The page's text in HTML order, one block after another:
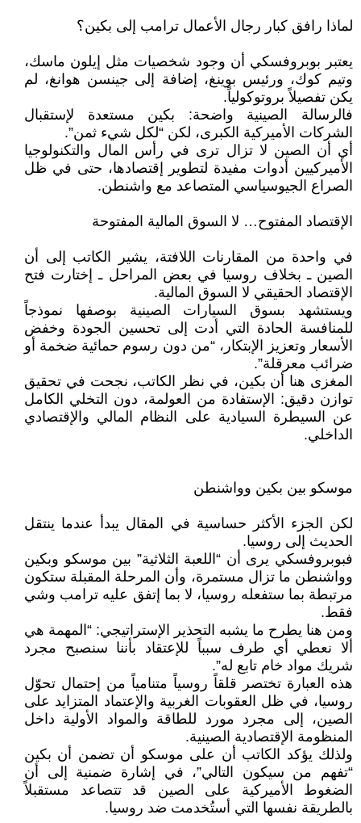
لماذا رافق كبار رجال الأعمال ترامب إلى بكين؟
يعتبر بوبروفسكي أن وجود شخصيات مثل إيلون ماسك،
وتيم كوك، ورئيس بوينغ، إضافة إلى جينسن هوانغ، لم
يكن تفصيلاً بروتوكولياً.
فالرسالة الصينية واضحة: بكين مستعدة لإستقبال
الشركات الأميركية الكبرى، لكن “لكل شيء ثمن”.
أي أن الصين لا تزال ترى في رأس المال والتكنولوجيا
الأميركيين أدوات مفيدة لتطوير إقتصادها، حتى في ظل
الصراع الجيوسياسي المتصاعد مع واشنطن.
الإقتصاد المفتوح… لا السوق المالية المفتوحة
في واحدة من المقارنات اللافتة، يشير الكاتب إلى أن
الصين ـ بخلاف روسيا في بعض المراحل ـ إختارت فتح
الإقتصاد الحقيقي لا السوق المالية.
ويستشهد بسوق السيارات الصينية بوصفها نموذجاً
للمنافسة الحادة التي أدت إلى تحسين الجودة وخفض
الأسعار وتعزيز الإبتكار، “من دون رسوم حمائية ضخمة أو
ضرائب معرقلة”.
المغزى هنا أن بكين، في نظر الكاتب، نجحت في تحقيق
توازن دقيق: الإستفادة من العولمة، دون التخلي الكامل
عن السيطرة السيادية على النظام المالي والإقتصادي
الداخلي.
موسكو بين بكين وواشنطن
لكن الجزء الأكثر حساسية في المقال يبدأ عندما ينتقل
الحديث إلى روسيا.
فبوبروفسكي يرى أن “اللعبة الثلاثية” بين موسكو وبكين
وواشنطن ما تزال مستمرة، وأن المرحلة المقبلة ستكون
مرتبطة بما ستفعله روسيا، لا بما إتفق عليه ترامب وشي
فقط.
ومن هنا يطرح ما يشبه التحذير الإستراتيجي: “المهمة هي
ألا نعطي أي طرف سبباً للإعتقاد بأننا سنصبح مجرد
شريك مواد خام تابع له”.
هذه العبارة تختصر قلقاً روسياً متنامياً من إحتمال تحوّل
روسيا، في ظل العقوبات الغربية والإعتماد المتزايد على
الصين، إلى مجرد مورد للطاقة والمواد الأولية داخل
المنظومة الإقتصادية الصينية.
ولذلك يؤكد الكاتب أن على موسكو أن تضمن أن بكين
“تفهم من سيكون التالي”، في إشارة ضمنية إلى أن
الضغوط الأميركية على الصين قد تتصاعد مستقبلاً
بالطريقة نفسها التي أستُخدمت ضد روسيا.